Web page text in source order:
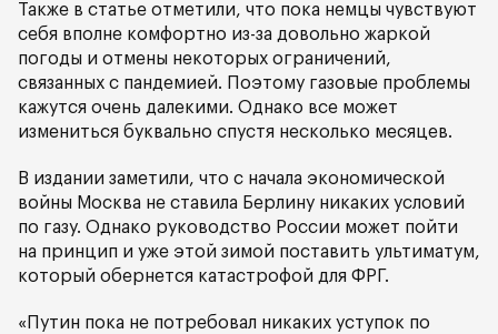
Также в статье отметили, что пока немцы чувствуют
себя вполне комфортно из-за довольно жаркой
погоды и отмены некоторых ограничений,
связанных с пандемией. Поэтому газовые проблемы
кажутся очень далекими. Однако все может
измениться буквально спустя несколько месяцев.
В издании заметили, что с начала экономической
войны Москва не ставила Берлину никаких условий
по газу. Однако руководство России может пойти
на принцип и уже этой зимой поставить ультиматум,
который обернется катастрофой для ФРГ.
«Путин пока не потребовал никаких уступок по